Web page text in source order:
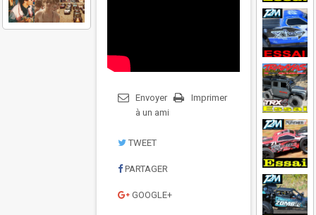
Envoyer
à un ami
Imprimer
TWEET
PARTAGER
GOOGLE+